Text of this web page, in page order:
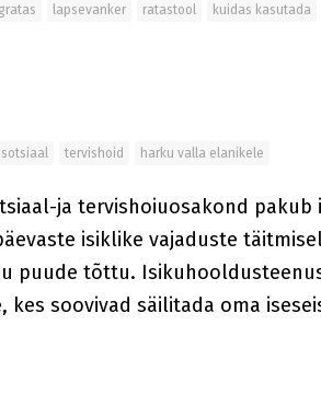
lapsevanker ratastool kuidas kasutada
sotsiaal tervishoid harku valla elanikele
ja tervishoiuosakond
isiklike vajaduste
puude tõttu.
soovivad säilitada oma